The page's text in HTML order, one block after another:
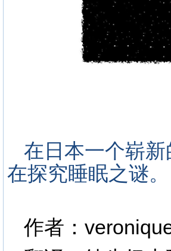
在日本一个崭
在探究睡眠之谜。
作者：